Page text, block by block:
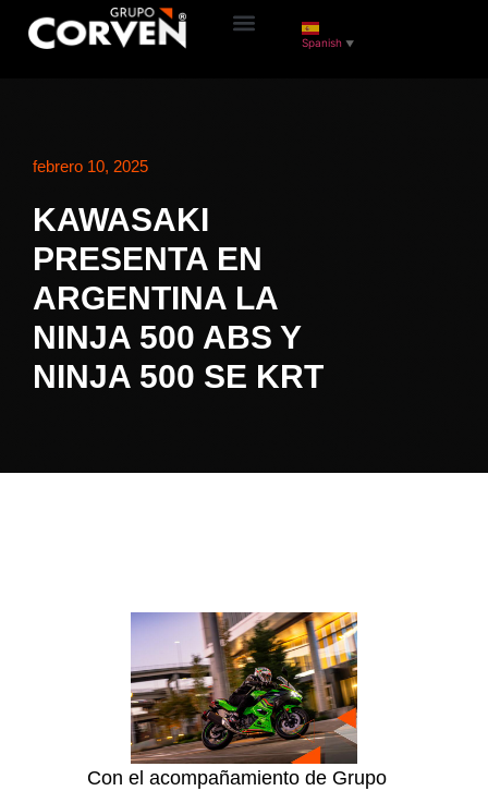
Spanish ▼
febrero 10, 2025
KAWASAKI
PRESENTA EN
ARGENTINA LA
NINJA 500 ABS Y
NINJA 500 SE KRT
Con el acompañamiento de Grupo